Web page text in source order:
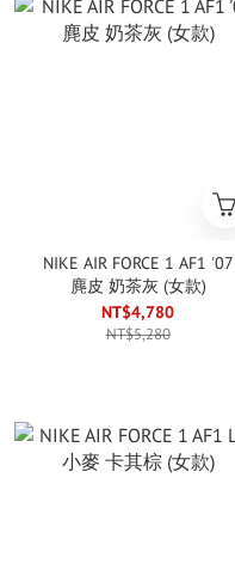
NIKE AIR FORCE 1 AF1 '07
麂皮 奶茶灰 (女款)
NT$4,780
NT$5,280